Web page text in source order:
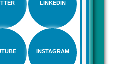
LINKEDIN
INSTAGRAM